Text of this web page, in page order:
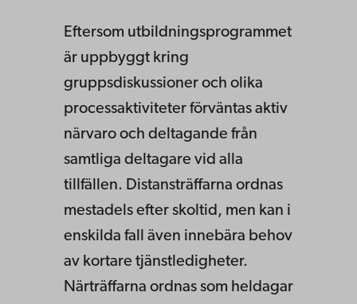
Eftersom utbildningsprogrammet
är uppbyggt kring
gruppsdiskussioner och olika
processaktiviteter förväntas aktiv
närvaro och deltagande från
samtliga deltagare vid alla
tillfällen. Distansträffarna ordnas
mestadels efter skoltid, men kan i
enskilda fall även innebära behov
av kortare tjänstledigheter.
Närträffarna ordnas som heldagar